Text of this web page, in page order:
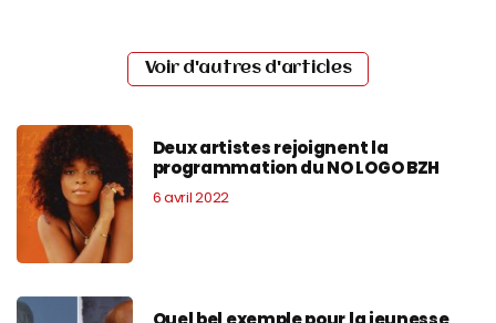
Voir d'autres d'articles
Deux artistes rejoignent la
programmation du NO LOGO BZH
6 avril 2022